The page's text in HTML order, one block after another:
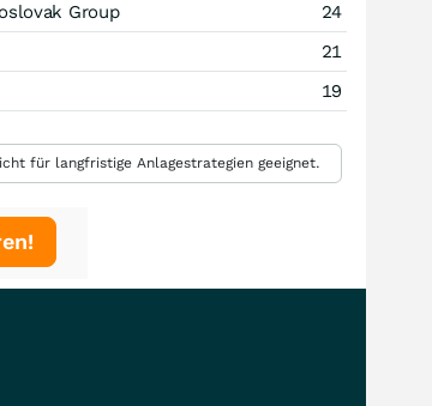
Group
24
21
19
für langfristige Anlagestrategien geeignet.